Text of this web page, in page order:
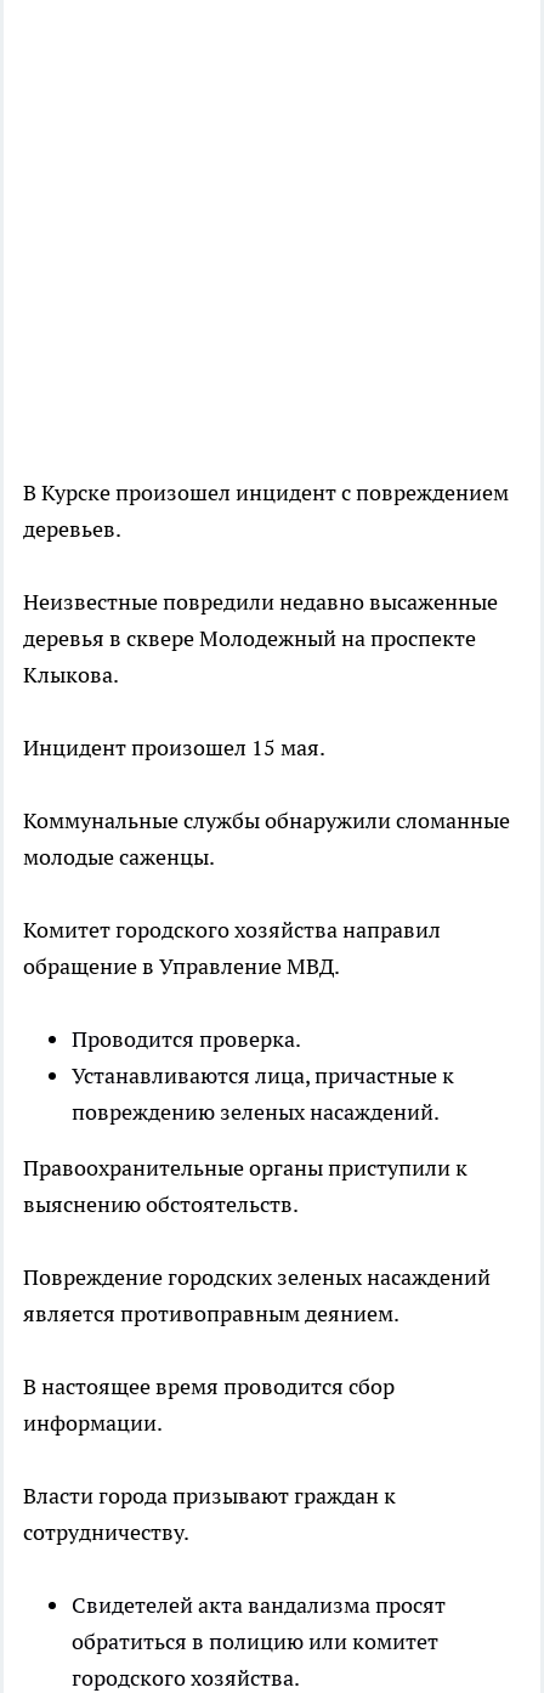
В Курске произошел инцидент с повреждением
деревьев.
Неизвестные повредили недавно высаженные
деревья в сквере Молодежный на проспекте
Клыкова.
Инцидент произошел 15 мая.
Коммунальные службы обнаружили сломанные
молодые саженцы.
Комитет городского хозяйства направил
обращение в Управление МВД.
Проводится проверка.
Устанавливаются лица, причастные к
повреждению зеленых насаждений.
Правоохранительные органы приступили к
выяснению обстоятельств.
Повреждение городских зеленых насаждений
является противоправным деянием.
В настоящее время проводится сбор
информации.
Власти города призывают граждан к
сотрудничеству.
Свидетелей акта вандализма просят
обратиться в полицию или комитет
городского хозяйства.